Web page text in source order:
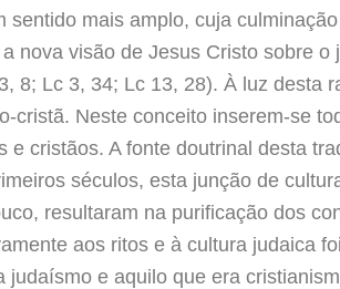
mais amplo, cuja
nova visão de Jesus Cristo sobre
8; Lc 3, 34; Lc 13, 28). À luz desta
cristã. Neste conceito inserem-se
e cristãos. A fonte doutrinal desta
séculos, esta junção de
resultaram na purificação dos
aos ritos e à cultura judaica
e aquilo que era